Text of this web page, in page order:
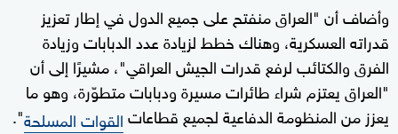
وأضاف أن "العراق منفتح على جميع الدول في إطار تعزيز
قدراته العسكرية، وهناك خطط لزيادة عدد الدبابات وزيادة
الفرق والكتائب لرفع قدرات الجيش العراقي"، مشيرًا إلى أن
"العراق يعتزم شراء طائرات مسيرة ودبابات متطوّرة، وهو ما
يعزز من المنظومة الدفاعية لجميع قطاعاتالقوات المسلحة".